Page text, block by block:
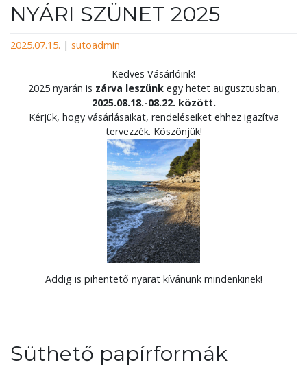
NYÁRI SZÜNET 2025
2025.07.15. | sutoadmin
Kedves Vásárlóink!
2025 nyarán is zárva leszünkegy hetet augusztusban,
2025.08.18.-08.22. között.
Kérjük, hogy vásárlásaikat, rendeléseiket ehhez igazítva
tervezzék. Köszönjük!
Addig is pihentető nyarat kívánunk mindenkinek!
Süthető papírformák